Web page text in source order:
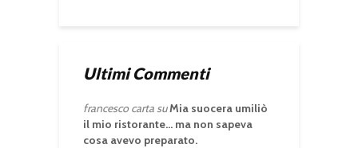
Ultimi Commenti
francesco cartasuMia suocera umiliò
il mio ristorante… ma non sapeva
cosa avevo preparato.